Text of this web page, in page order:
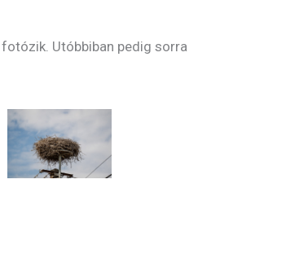
Utóbbiban pedig sorra